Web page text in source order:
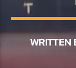
CURRENT TRACK
TITLE
ARTIST
WRITTEN